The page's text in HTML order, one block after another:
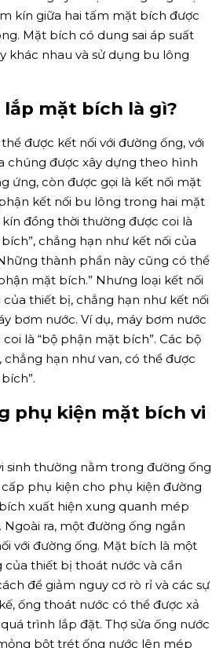
kín giữa hai tấm mặt bích được
Mặt bích có dung sai áp suất
khác nhau và sử dụng bu lông
lắp mặt bích là gì?
được kết nối với đường ống, với
chúng được xây dựng theo hình
ứng, còn được gọi là kết nối mặt
kết nối bu lông trong hai mặt
đồng thời thường được coi là
chẳng hạn như kết nối của
thành phần này cũng có thể
mặt bích.” Nhưng loại kết nối
thiết bị, chẳng hạn như kết nối
bơm nước. Ví dụ, máy bơm nước
là “bộ phận mặt bích”. Các bộ
hạn như van, có thể được
phụ kiện mặt bích vi
sinh thường nằm trong đường ống
phụ kiện cho phụ kiện đường
xuất hiện xung quanh mép
ra, một đường ống ngắn
với đường ống. Mặt bích là một
thiết bị thoát nước và cần
để giảm nguy cơ rò rỉ và các sự
ống thoát nước có thể được xả
trình lắp đặt. Thợ sửa ống nước
bột trét ống nước lên mép